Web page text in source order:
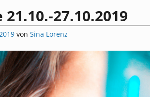
27.10.2019
von Sina Lorenz